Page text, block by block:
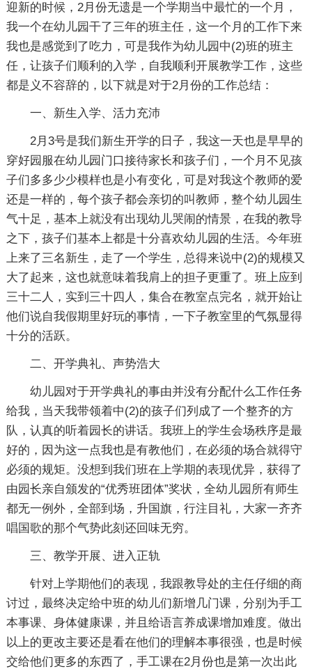
迎新的时候，2月份无遗是一个学期当中最忙的一个月，
我一个在幼儿园干了三年的班主任，这一个月的工作下来
我也是感觉到了吃力，可是我作为幼儿园中(2)班的班主
任，让孩子们顺利的入学，自我顺利开展教学工作，这些
都是义不容辞的，以下就是对于2月份的工作总结：
一、新生入学、活力充沛
2月3号是我们新生开学的日子，我这一天也是早早的
穿好园服在幼儿园门口接待家长和孩子们，一个月不见孩
子们多多少少模样也是小有变化，可是对我这个教师的爱
还是一样的，每个孩子都会亲切的叫教师，整个幼儿园生
气十足，基本上就没有出现幼儿哭闹的情景，在我的教导
之下，孩子们基本上都是十分喜欢幼儿园的生活。今年班
上来了三名新生，走了一个学生，总得来说中(2)的规模又
大了起来，这也就意味着我肩上的担子更重了。班上应到
三十二人，实到三十四人，集合在教室点完名，就开始让
他们说自我假期里好玩的事情，一下子教室里的气氛显得
十分的活跃。
二、开学典礼、声势浩大
幼儿园对于开学典礼的事由并没有分配什么工作任务
给我，当天我带领着中(2)的孩子们列成了一个整齐的方
队，认真的听着园长的讲话。我班上的学生会场秩序是最
好的，因为这一点我也是有教他们，在必须的场合就得守
必须的规矩。没想到我们班在上学期的表现优异，获得了
由园长亲自颁发的“优秀班团体”奖状，全幼儿园所有师生
都无一例外，全部到场，升国旗，行注目礼，大家一齐齐
唱国歌的那个气势此刻还回味无穷。
三、教学开展、进入正轨
针对上学期他们的表现，我跟教导处的主任仔细的商
讨过，最终决定给中班的幼儿们新增几门课，分别为手工
本事课、身体健康课，并且给语言养成课增加难度。做出
以上的更改主要还是看在他们的理解本事很强，也是时候
交给他们更多的东西了，手工课在2月份也是第一次出此